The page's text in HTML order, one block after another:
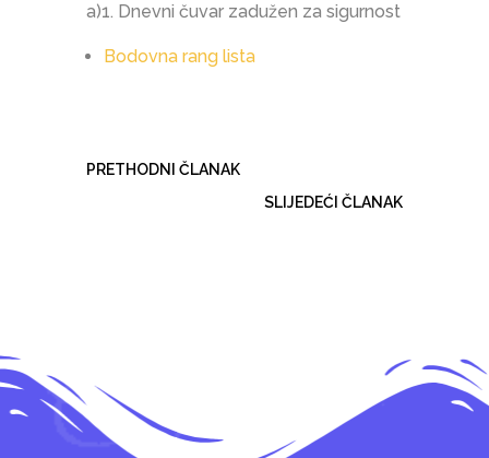
a)1. Dnevni čuvar zadužen za sigurnost
Bodovna rang lista
PRETHODNI ČLANAK
SLIJEDEĆI ČLANAK